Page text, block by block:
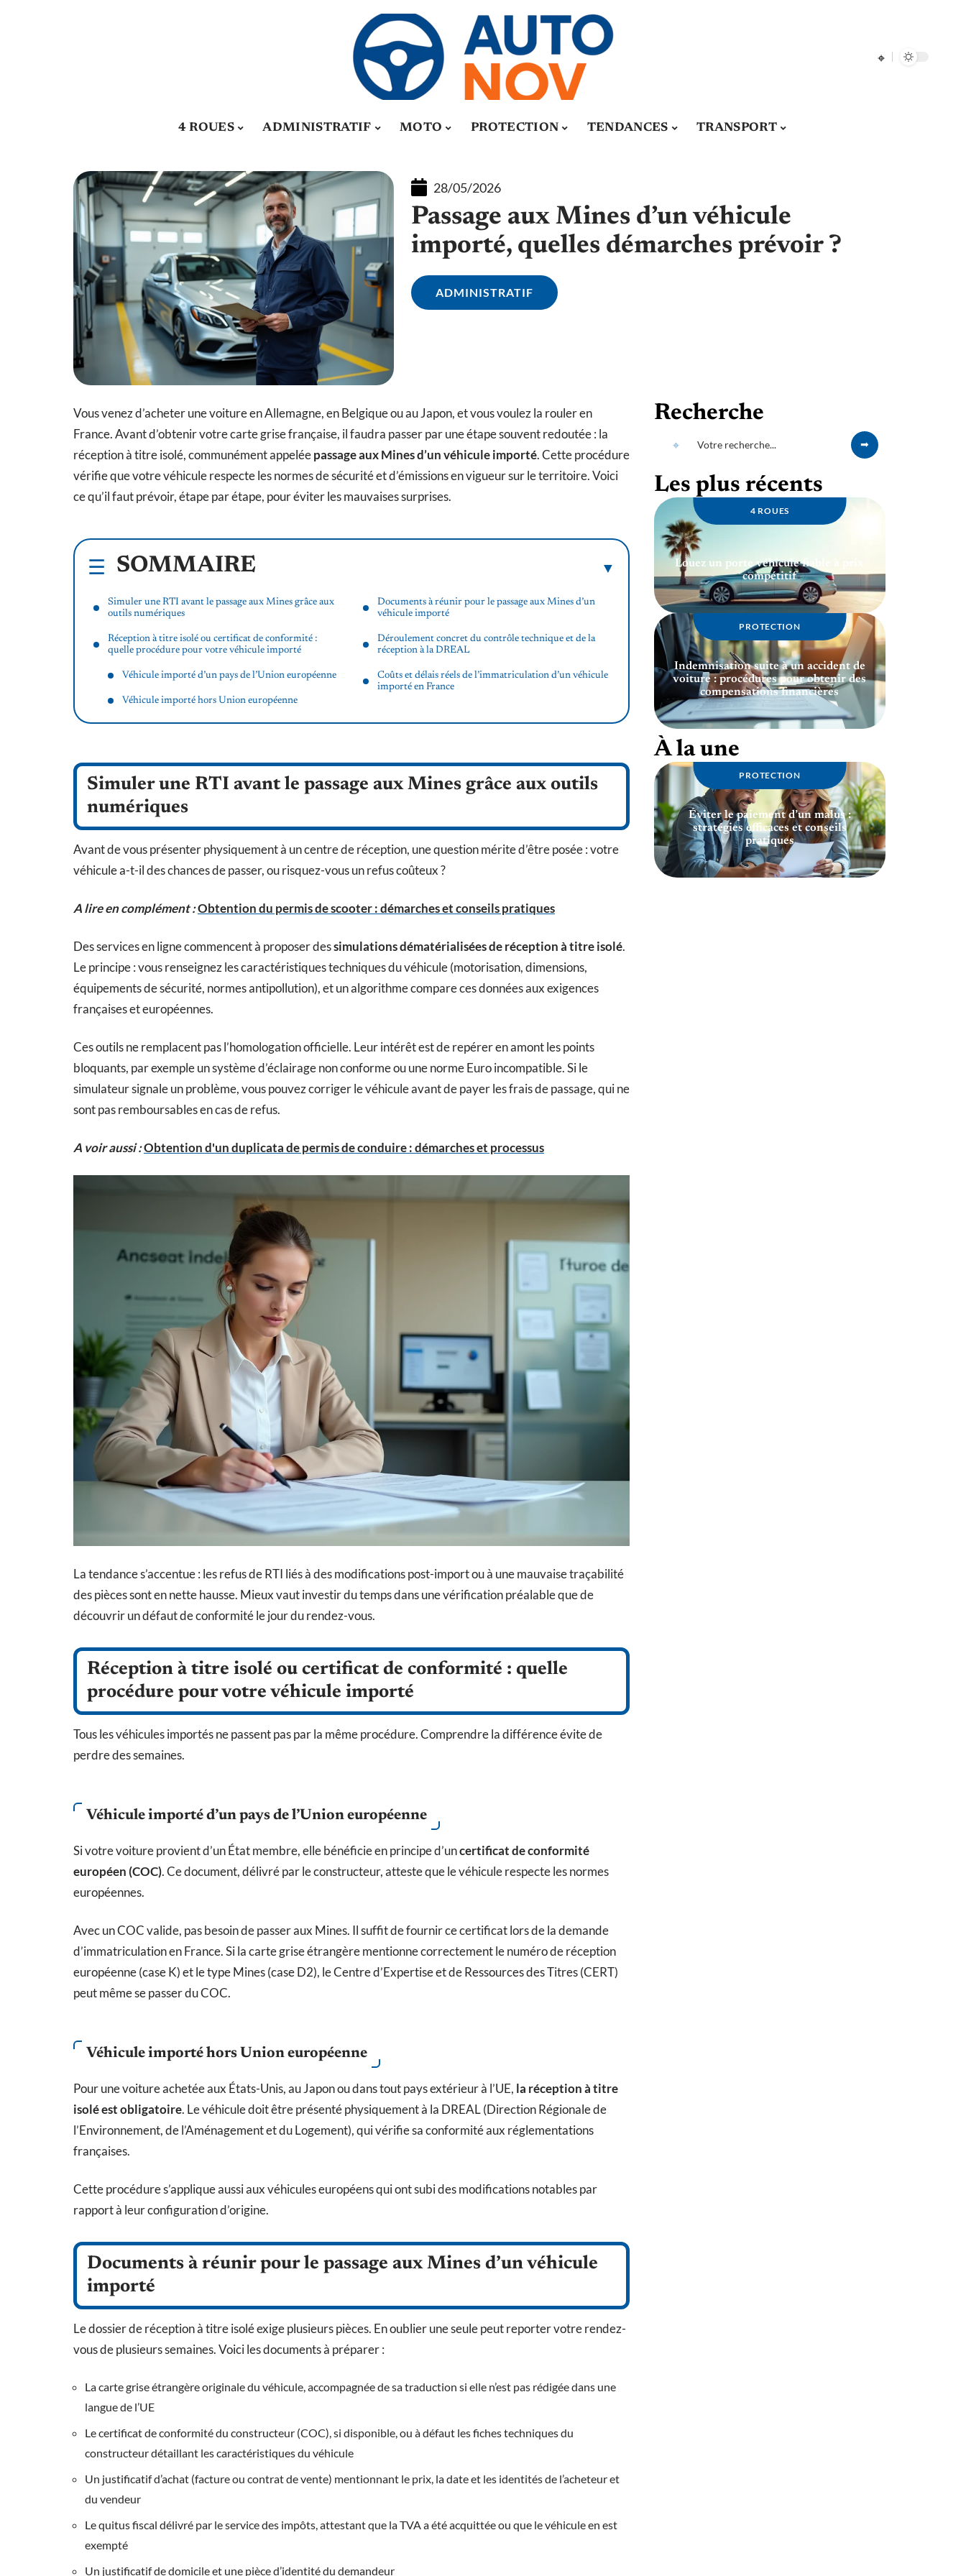
4 ROUES ADMINISTRATIF MOTO PROTECTION TENDANCES TRANSPORT
28/05/2026
Passage aux Mines d’un véhicule
importé, quelles démarches prévoir ?
ADMINISTRATIF
Vous venez d’acheter une voiture en Allemagne, en Belgique ou au Japon, et vous voulez la rouler en
France. Avant d’obtenir votre carte grise française, il faudra passer par une étape souvent redoutée : la
réception à titre isolé, communément appeléepassage aux Mines d’un véhicule importé. Cette procédure
vérifie que votre véhicule respecte les normes de sécurité et d’émissions en vigueur sur le territoire. Voici
ce qu’il faut prévoir, étape par étape, pour éviter les mauvaises surprises.
SOMMAIRE
Simuler une RTI avant le passage aux Mines grâce aux
outils numériques
Réception à titre isolé ou certificat de conformité :
quelle procédure pour votre véhicule importé
Véhicule importé d’un pays de l’Union européenne
Véhicule importé hors Union européenne
Documents à réunir pour le passage aux Mines d’un
véhicule importé
Déroulement concret du contrôle technique et de la
réception à la DREAL
Coûts et délais réels de l’immatriculation d’un véhicule
importé en France
Simuler une RTI avant le passage aux Mines grâce aux outils
numériques
Avant de vous présenter physiquement à un centre de réception, une question mérite d’être posée : votre
véhicule a-t-il des chances de passer, ou risquez-vous un refus coûteux ?
A lire en complément :Obtention du permis de scooter : démarches et conseils pratiques
Des services en ligne commencent à proposer dessimulations dématérialisées de réception à titre isolé.
Le principe : vous renseignez les caractéristiques techniques du véhicule (motorisation, dimensions,
équipements de sécurité, normes antipollution), et un algorithme compare ces données aux exigences
françaises et européennes.
Ces outils ne remplacent pas l’homologation officielle. Leur intérêt est de repérer en amont les points
bloquants, par exemple un système d’éclairage non conforme ou une norme Euro incompatible. Si le
simulateur signale un problème, vous pouvez corriger le véhicule avant de payer les frais de passage, qui ne
sont pas remboursables en cas de refus.
A voir aussi :Obtention d'un duplicata de permis de conduire : démarches et processus
La tendance s’accentue : les refus de RTI liés à des modifications post-import ou à une mauvaise traçabilité
des pièces sont en nette hausse. Mieux vaut investir du temps dans une vérification préalable que de
découvrir un défaut de conformité le jour du rendez-vous.
Réception à titre isolé ou certificat de conformité : quelle
procédure pour votre véhicule importé
Tous les véhicules importés ne passent pas par la même procédure. Comprendre la différence évite de
perdre des semaines.
Véhicule importé d’un pays de l’Union européenne
Si votre voiture provient d’un État membre, elle bénéficie en principe d’uncertificat de conformité
européen (COC). Ce document, délivré par le constructeur, atteste que le véhicule respecte les normes
européennes.
Avec un COC valide, pas besoin de passer aux Mines. Il suffit de fournir ce certificat lors de la demande
d’immatriculation en France. Si la carte grise étrangère mentionne correctement le numéro de réception
européenne (case K) et le type Mines (case D2), le Centre d’Expertise et de Ressources des Titres (CERT)
peut même se passer du COC.
Véhicule importé hors Union européenne
Pour une voiture achetée aux États-Unis, au Japon ou dans tout pays extérieur à l’UE, la réception à titre
isolé est obligatoire. Le véhicule doit être présenté physiquement à la DREAL (Direction Régionale de
l’Environnement, de l’Aménagement et du Logement), qui vérifie sa conformité aux réglementations
françaises.
Cette procédure s’applique aussi aux véhicules européens qui ont subi des modifications notables par
rapport à leur configuration d’origine.
Documents à réunir pour le passage aux Mines d’un véhicule
importé
Le dossier de réception à titre isolé exige plusieurs pièces. En oublier une seule peut reporter votre rendez-
vous de plusieurs semaines. Voici les documents à préparer :
La carte grise étrangère originale du véhicule, accompagnée de sa traduction si elle n’est pas rédigée dans une
langue de l’UE
Le certificat de conformité du constructeur (COC), si disponible, ou à défaut les fiches techniques du
constructeur détaillant les caractéristiques du véhicule
Un justificatif d’achat (facture ou contrat de vente) mentionnant le prix, la date et les identités de l’acheteur et
du vendeur
Le quitus fiscal délivré par le service des impôts, attestant que la TVA a été acquittée ou que le véhicule en est
exempté
Un justificatif de domicile et une pièce d’identité du demandeur
Recherche
Les plus récents
4 ROUES
Louez un porte véhicule fiable à prix
compétitif
PROTECTION
Indemnisation suite à un accident de
voiture : procédures pour obtenir des
compensations financières
À la une
PROTECTION
Éviter le paiement d’un malus :
stratégies efficaces et conseils
pratiques